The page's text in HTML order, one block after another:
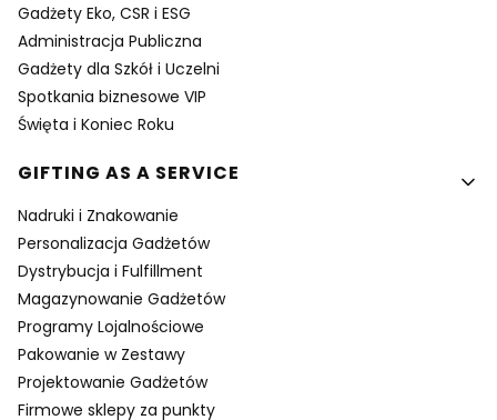
Gadżety Eko, CSR i ESG
Administracja Publiczna
Gadżety dla Szkół i Uczelni
Spotkania biznesowe VIP
Święta i Koniec Roku
GIFTING AS A SERVICE
Nadruki i Znakowanie
Personalizacja Gadżetów
Dystrybucja i Fulfillment
Magazynowanie Gadżetów
Programy Lojalnościowe
Pakowanie w Zestawy
Projektowanie Gadżetów
Firmowe sklepy za punkty